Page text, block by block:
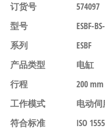
订货号
574097
型号
ESBF-
系列
ESBF
产品类型
电缸
行程
200 mm
工作模式
电动
符合标准
ISO